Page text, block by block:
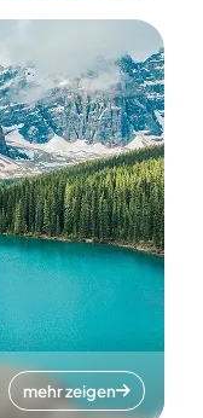
mehr zeigen